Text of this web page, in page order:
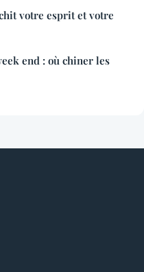
votre esprit et votre
end : où chiner les